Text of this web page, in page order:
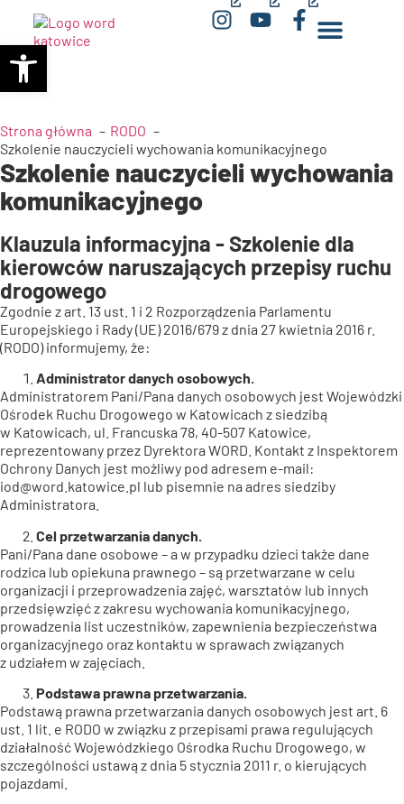
Otwórz pasek narzędzi
(opens(opens(opens
Strona główna
RODO
Szkolenie nauczycieli wychowania komunikacyjnego
Szkolenie nauczycieli wychowania
komunikacyjnego
Klauzula informacyjna - Szkolenie dla
kierowców naruszających przepisy ruchu
drogowego
Zgodnie z art. 13 ust. 1 i 2 Rozporządzenia Parlamentu
Europejskiego i Rady (UE) 2016/679 z dnia 27 kwietnia 2016 r.
(RODO) informujemy, że:
Administrator danych osobowych.
Administratorem Pani/Pana danych osobowych jest Wojewódzki
Ośrodek Ruchu Drogowego w Katowicach z siedzibą
w Katowicach, ul. Francuska 78, 40-507 Katowice,
reprezentowany przez Dyrektora WORD. Kontakt z Inspektorem
Ochrony Danych jest możliwy pod adresem e-mail:
iod@word.katowice.pl lub pisemnie na adres siedziby
Administratora.
Cel przetwarzania danych.
Pani/Pana dane osobowe – a w przypadku dzieci także dane
rodzica lub opiekuna prawnego – są przetwarzane w celu
organizacji i przeprowadzenia zajęć, warsztatów lub innych
przedsięwzięć z zakresu wychowania komunikacyjnego,
prowadzenia list uczestników, zapewnienia bezpieczeństwa
organizacyjnego oraz kontaktu w sprawach związanych
z udziałem w zajęciach.
Podstawa prawna przetwarzania.
Podstawą prawna przetwarzania danych osobowych jest art. 6
ust. 1 lit. e RODO w związku z przepisami prawa regulujących
działalność Wojewódzkiego Ośrodka Ruchu Drogowego, w
szczególności ustawą z dnia 5 stycznia 2011 r. o kierujących
pojazdami.